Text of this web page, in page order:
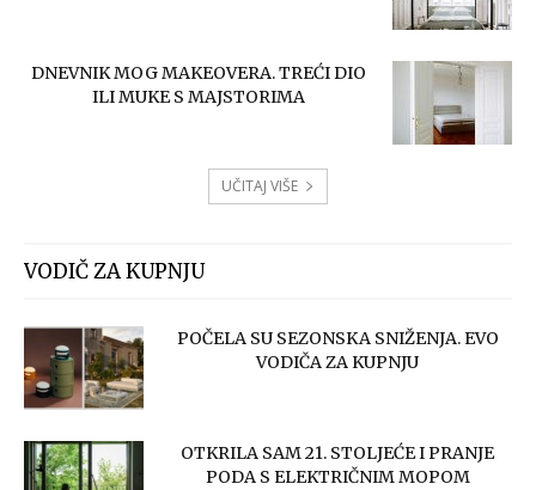
DNEVNIK MOG MAKEOVERA. TREĆI DIO
ILI MUKE S MAJSTORIMA
UČITAJ VIŠE
VODIČ ZA KUPNJU
POČELA SU SEZONSKA SNIŽENJA. EVO
VODIČA ZA KUPNJU
OTKRILA SAM 21. STOLJEĆE I PRANJE
PODA S ELEKTRIČNIM MOPOM